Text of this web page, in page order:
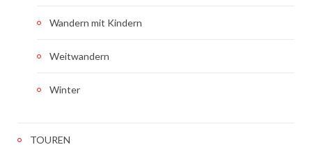
Wandern mit Kindern
Weitwandern
Winter
TOUREN